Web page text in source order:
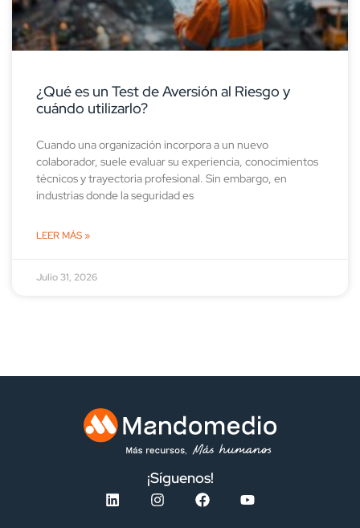
¿Qué es un Test de Aversión al Riesgo y
cuándo utilizarlo?
Cuando una organización incorpora a un nuevo
colaborador, suele evaluar su experiencia, conocimientos
técnicos y trayectoria profesional. Sin embargo, en
industrias donde la seguridad es
LEER MÁS »
Julio 31, 2026
¡Síguenos!